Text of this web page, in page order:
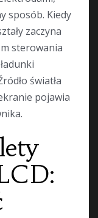
sposób. Kiedy
zaczyna
sterowania
światła
pojawia